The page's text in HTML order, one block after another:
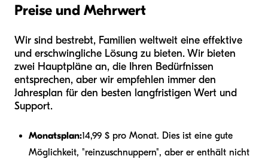
Preise und Mehrwert
Wir sind bestrebt, Familien weltweit eine effektive
und erschwingliche Lösung zu bieten. Wir bieten
zwei Hauptpläne an, die Ihren Bedürfnissen
entsprechen, aber wir empfehlen immer den
Jahresplan für den besten langfristigen Wert und
Support.
Monatsplan:14,99 $ pro Monat. Dies ist eine gute
Möglichkeit, "reinzuschnuppern", aber er enthält nicht